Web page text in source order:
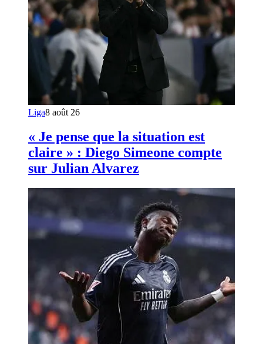
Liga8 août 26
« Je pense que la situation est
claire » : Diego Simeone compte
sur Julian Alvarez